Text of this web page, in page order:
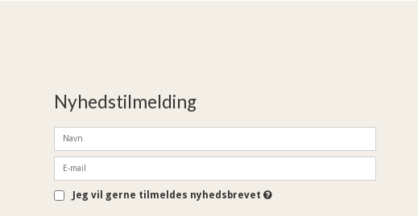
Nyhedstilmelding
Jeg vil gerne tilmeldes nyhedsbrevet